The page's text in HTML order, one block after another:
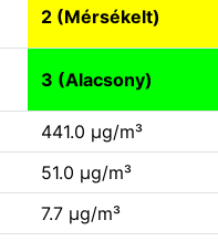
2 (Mérsékelt)
3 (Alacsony)
441.0 µg/m³
51.0 µg/m³
7.7 µg/m³